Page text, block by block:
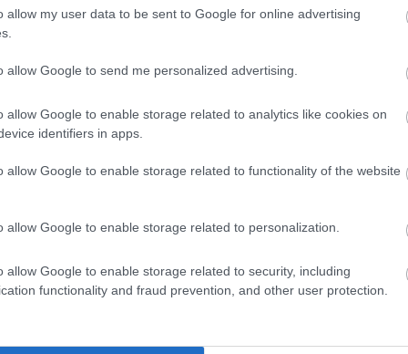
allow my user data to be sent to Google for online advertising
allow Google to send me personalized advertising.
allow Google to enable storage related to analytics like cookies on
identifiers in apps.
allow Google to enable storage related to functionality of the website
allow Google to enable storage related to personalization.
allow Google to enable storage related to security, including
functionality and fraud prevention, and other user protection.
παράγοντα.
το χρόνιο άγχος διατηρεί τον οργανισμό σε
κορτιζόλης, της ορμόνης του στρες,
βαθύτερα και πιο αναζωογονητικά στάδια
ξεκούρασης», με αποτέλεσμα η κούραση
λίγο πριν από την κατάκλιση έχει
την παραγωγή μελατονίνης, της ορμόνης
για τον ύπνο.